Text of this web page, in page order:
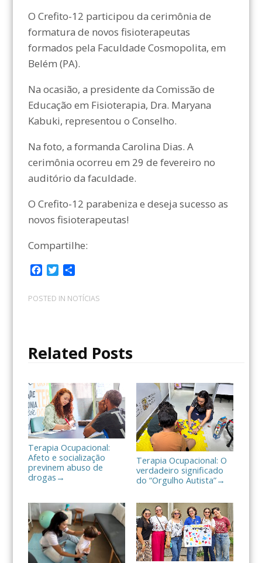
O Crefito-12 participou da cerimônia de
formatura de novos fisioterapeutas
formados pela Faculdade Cosmopolita, em
Belém (PA).
Na ocasião, a presidente da Comissão de
Educação em Fisioterapia, Dra. Maryana
Kabuki, representou o Conselho.
Na foto, a formanda Carolina Dias. A
cerimônia ocorreu em 29 de fevereiro no
auditório da faculdade.
O Crefito-12 parabeniza e deseja sucesso as
novos fisioterapeutas!
Compartilhe:
c
e
k
i
t
m
p
i
a
r
POSTED IN NOTÍCIAS
Related Posts
Terapia Ocupacional:
Afeto e socialização
previnem abuso de
drogas →
Terapia Ocupacional: O
verdadeiro significado
do “Orgulho Autista”→